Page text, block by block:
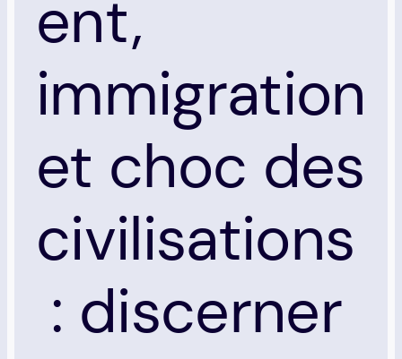
ent,
immigration
et choc des
civilisations
: discerner